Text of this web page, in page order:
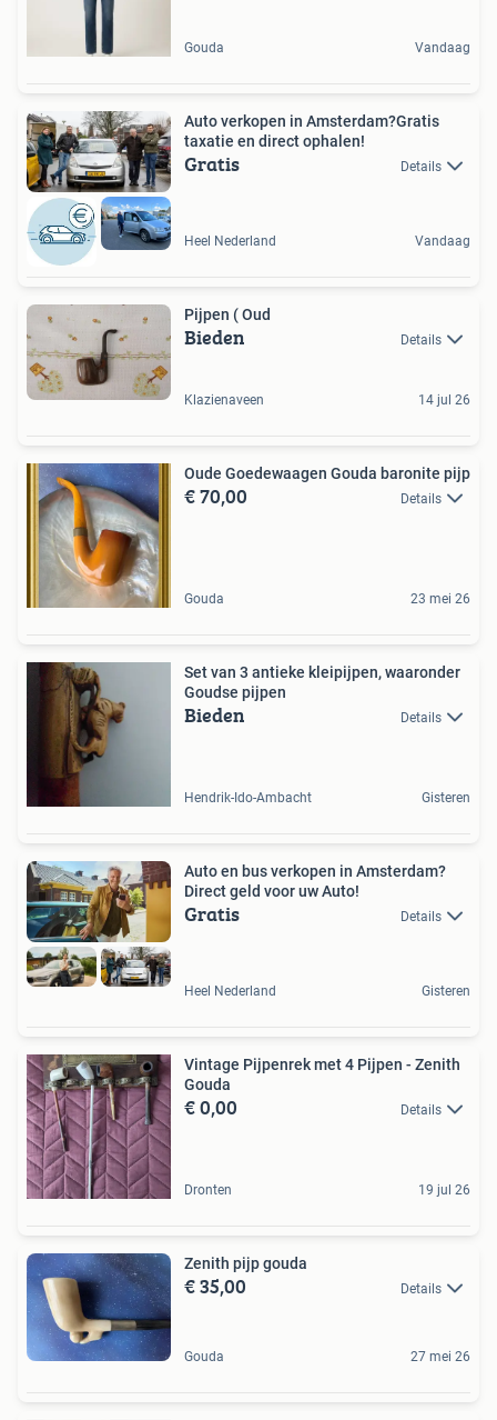
Gouda Vandaag
Auto verkopen in Amsterdam?Gratis
taxatie en direct ophalen!
Gratis Details
Heel Nederland Vandaag
Pijpen ( Oud
Bieden Details
Klazienaveen 14 jul 26
Oude Goedewaagen Gouda baronite pijp
€ 70,00 Details
Gouda 23 mei 26
Set van 3 antieke kleipijpen, waaronder
Goudse pijpen
Bieden Details
Hendrik-Ido-Ambacht Gisteren
Auto en bus verkopen in Amsterdam?
Direct geld voor uw Auto!
Gratis Details
Heel Nederland Gisteren
Vintage Pijpenrek met 4 Pijpen - Zenith
Gouda
€ 0,00 Details
Dronten 19 jul 26
Zenith pijp gouda
€ 35,00 Details
Gouda 27 mei 26